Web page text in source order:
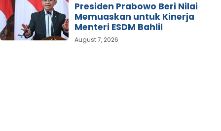
Presiden Prabowo Beri Nilai
Memuaskan untuk Kinerja
Menteri ESDM Bahlil
August 7, 2026